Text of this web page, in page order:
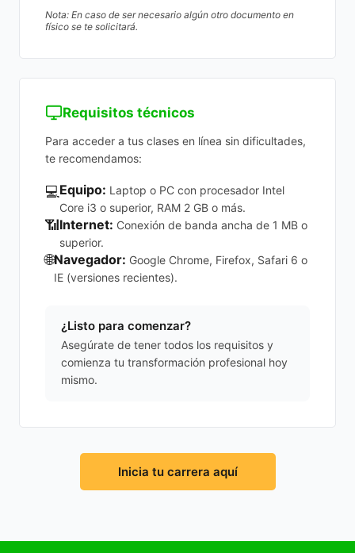
Nota: En caso de ser necesario algún otro documento en
físico se te solicitará.
Requisitos técnicos
Para acceder a tus clases en línea sin dificultades,
te recomendamos:
💻 Equipo: Laptop o PC con procesador Intel
Core i3 o superior, RAM 2 GB o más.
📶Internet: Conexión de banda ancha de 1 MB o
superior.
🌐Navegador: Google Chrome, Firefox, Safari 6 o
IE (versiones recientes).
¿Listo para comenzar?
Asegúrate de tener todos los requisitos y
comienza tu transformación profesional hoy
mismo.
Inicia tu carrera aquí